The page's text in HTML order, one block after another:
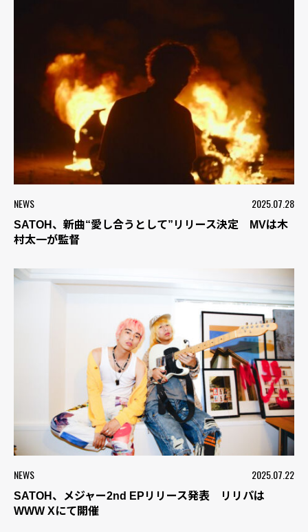
NEWS 2025.07.28
SATOH、新曲“愛し合うとして”リリース決定 MVは木
村太一が監督
NEWS 2025.07.22
SATOH、メジャー2nd EPリリース発表 リリパは
WWW Xにて開催